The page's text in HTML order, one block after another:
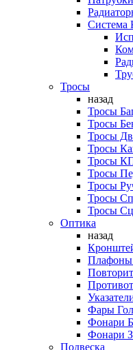
Система
Тросы
назад
Тросы
Тросы
Тросы
Тросы
Тросы
Тросы
Тросы
Тросы
Тросы
Оптика
назад
Плафоны
Фары
Фонари
Фонари
Подвеска